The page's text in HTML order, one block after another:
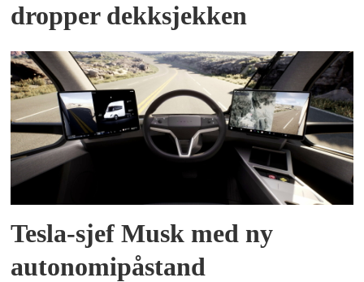
dropper dekksjekken
Tesla-sjef Musk med ny
autonomipåstand